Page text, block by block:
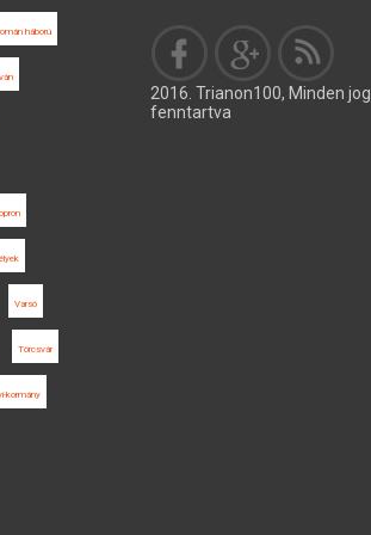
háború
Varsó
Törcsvár
kormány
2016. Trianon100, Minden jog
fenntartva